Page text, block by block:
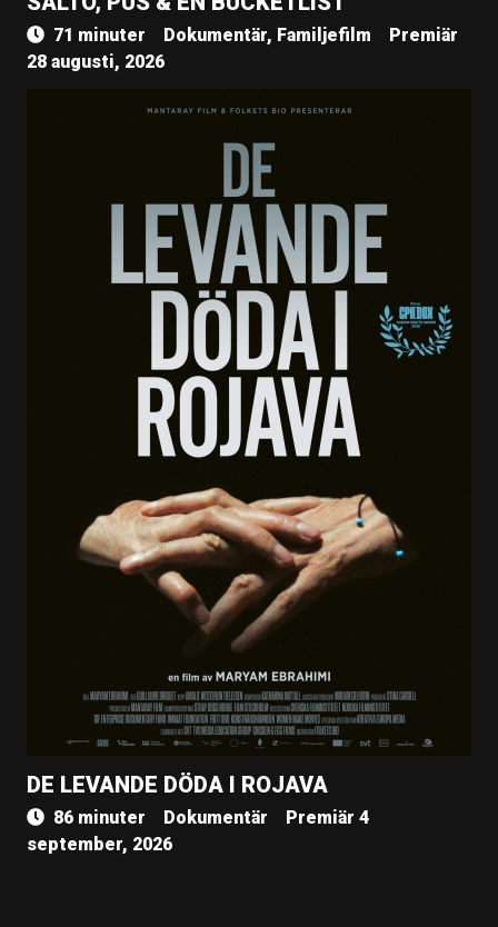
71 minuter Dokumentär, Familjefilm
Premiär
28 augusti, 2026
DE LEVANDE DÖDA I ROJAVA
86 minuter Dokumentär
Premiär 4
september, 2026